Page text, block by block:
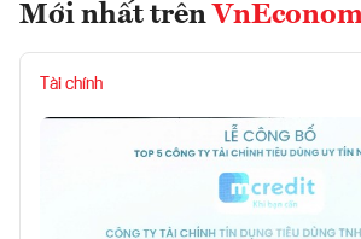
Mới nhất trên
Tài chính